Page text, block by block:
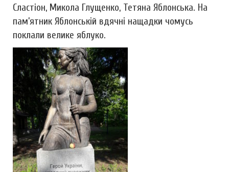
Сластіон, Микола Глущенко, Тетяна Яблонська. На
пам’ятник Яблонській вдячні нащадки чомусь
поклали велике яблуко.